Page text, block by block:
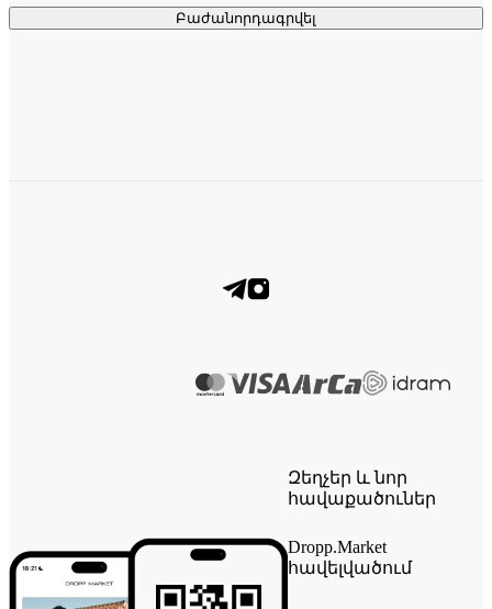
Բաժանորդագրվել
Զեղչեր և նոր
հավաքածուներ
Dropp.Market
հավելվածում